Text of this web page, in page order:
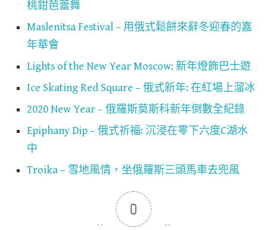
桃鉗芭蕾舞
Maslenitsa Festival – 用俄式鬆餅來辭冬迎春的嘉
年華會
Lights of the New Year Moscow: 新年燈飾巴士遊
Ice Skating Red Square – 俄式新年: 在紅場上溜冰
2020 New Year – 俄羅斯莫斯科新年倒數全紀錄
Epiphany Dip – 俄式祈福: 沉浸在零下六度C湖水
中
Troika – 雪地風情，坐俄羅斯三頭馬車去兜風
0